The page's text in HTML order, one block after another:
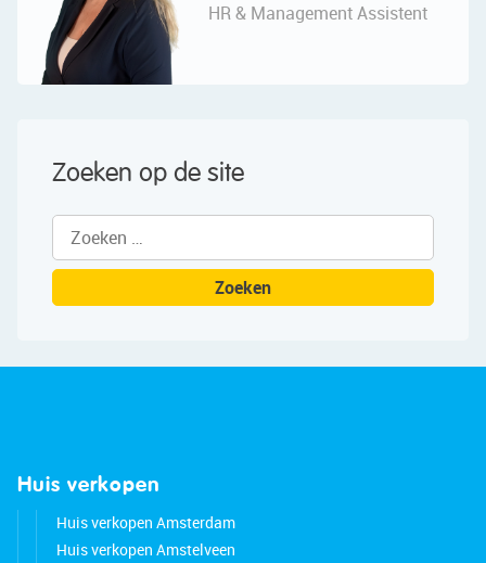
HR & Management Assistent
Zoeken op de site
Zoeken
naar:
Huis verkopen
Huis verkopen Amsterdam
Huis verkopen Amstelveen